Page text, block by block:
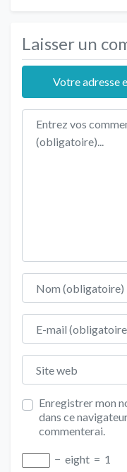
Laisser un
Votre adresse
Texte de l'avis
Nom
E-mail
Site web
Enregistrer mon
dans ce
commenterai.
− eight = 1